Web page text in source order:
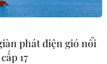
phát điện gió nổi
17